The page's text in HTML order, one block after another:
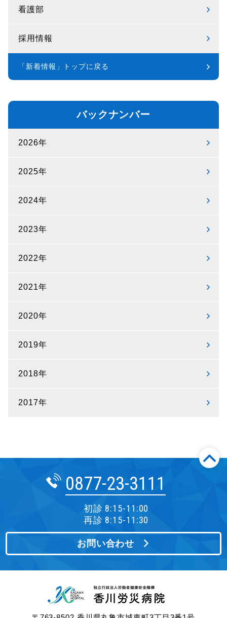
看護部
採用情報
「新着情報」トップに戻る
バックナンバー
2026年
2025年
2024年
2023年
2022年
2021年
2020年
2019年
2018年
2017年
0877-23-3111
初診 8:15-11:00
再診 8:15-11:30
お問い合わせ